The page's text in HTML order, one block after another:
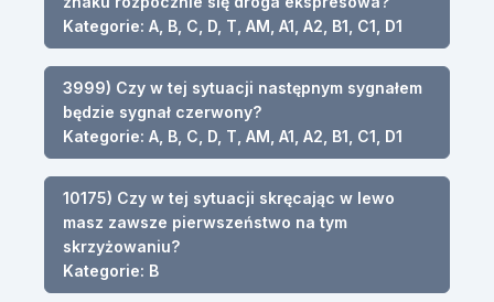
Kategorie: A, B, C, D, T, AM, A1, A2, B1, C1, D1
3999) Czy w tej sytuacji następnym sygnałem
będzie sygnał czerwony?
Kategorie: A, B, C, D, T, AM, A1, A2, B1, C1, D1
10175) Czy w tej sytuacji skręcając w lewo
masz zawsze pierwszeństwo na tym
skrzyżowaniu?
Kategorie: B